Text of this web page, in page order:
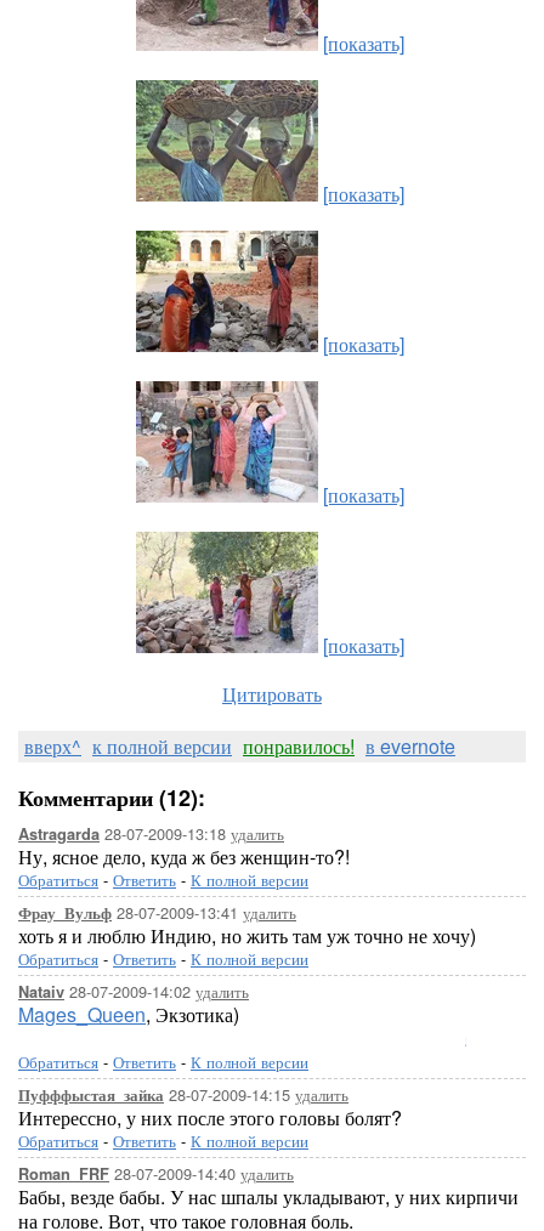
[показать]
[показать]
[показать]
[показать]
[показать]
Цитировать
вверх^ к полной версии понравилось! в evernote
Комментарии (12):
Astragarda 28-07-2009-13:18 удалить
Ну, ясное дело, куда ж без женщин-то?!
Обратиться - Ответить - К полной версии
Фрау_Вульф 28-07-2009-13:41 удалить
хоть я и люблю Индию, но жить там уж точно не хочу)
Обратиться - Ответить - К полной версии
Nataiv 28-07-2009-14:02 удалить
Mages_Queen, Экзотика)
Обратиться - Ответить - К полной версии
Пуфффыстая_зайка 28-07-2009-14:15 удалить
Интерессно, у них после этого головы болят?
Обратиться - Ответить - К полной версии
Roman_FRF 28-07-2009-14:40 удалить
Бабы, везде бабы. У нас шпалы укладывают, у них кирпичи
на голове. Вот, что такое головная боль.